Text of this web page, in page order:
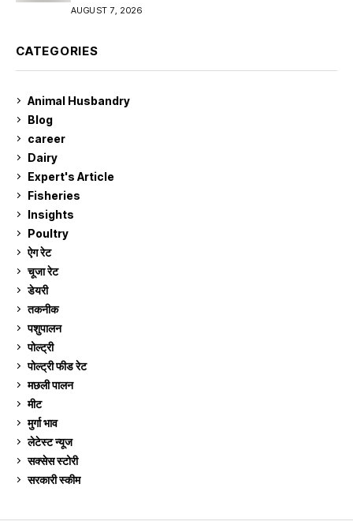
AUGUST 7, 2026
CATEGORIES
Animal Husbandry
Blog
career
Dairy
Expert's Article
Fisheries
Insights
Poultry
ऐग रेट
चूजा रेट
डेयरी
तकनीक
पशुपालन
पोल्ट्री
पोल्ट्री फीड रेट
मछली पालन
मीट
मुर्गा भाव
लेटेस्ट न्यूज
सक्सेस स्टो‍री
सरकारी स्की‍म